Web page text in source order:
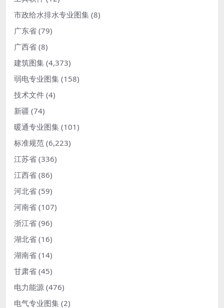
市政给水排水专业图集 (8)
广东省 (79)
广西省 (8)
建筑图集 (4,373)
弱电专业图集 (158)
技术文件 (4)
新疆 (74)
暖通专业图集 (101)
标准规范 (6,223)
江苏省 (336)
江西省 (86)
河北省 (59)
河南省 (107)
浙江省 (96)
湖北省 (16)
湖南省 (14)
甘肃省 (45)
电力能源 (476)
电气专业图集 (2)